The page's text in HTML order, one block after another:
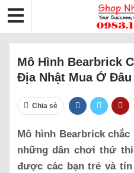
Mô Hình Bearbrick
Địa Nhật Mua Ở
Chia sẻ
Mô hình Bearbrick
những dân chơi thứ
được các bạn trẻ và